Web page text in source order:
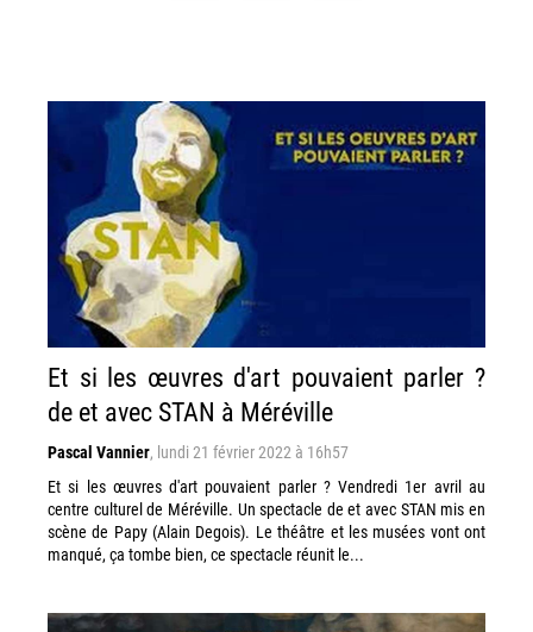
Et si les œuvres d'art pouvaient parler ?
de et avec STAN à Méréville
Pascal Vannier, lundi 21 février 2022 à 16h57
Et si les œuvres d'art pouvaient parler ? Vendredi 1er avril au
centre culturel de Méréville. Un spectacle de et avec STAN mis en
scène de Papy (Alain Degois). Le théâtre et les musées vont ont
manqué, ça tombe bien, ce spectacle réunit le...